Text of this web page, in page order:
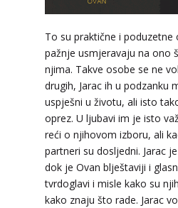
To su praktične i
pažnje usmjeravaju na ono
njima. Takve osobe se ne
drugih, Jarac ih u podzanku
uspješni u životu, ali isto
oprez. U ljubavi im je isto
reći o njihovom izboru, ali
partneri su dosljedni. Jarac
dok je Ovan blještaviji i
tvrdoglavi i misle kako su
kako znaju što rade. Jarac
TEHNIKE:astrologija,
radiestezija
Broj tel: 064/
tel:0,93€ -
ELA/ Kod 151
Tarot